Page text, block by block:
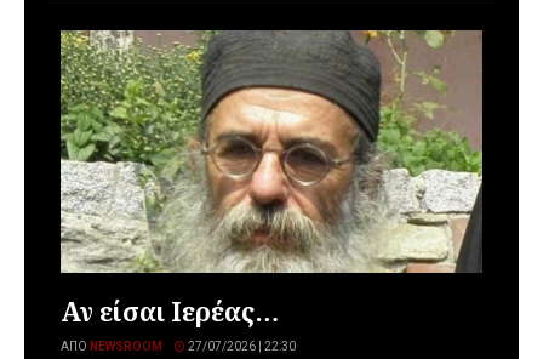
Αν είσαι Ιερέας…
ΑΠΌ NEWSROOM 27/07/2026 | 22:30